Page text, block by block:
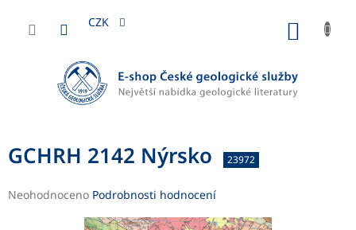
obsah
CZK
GCHRH 2142 Nýrsko 23972
Průměrné
Neohodnoceno Podrobnosti hodnocení